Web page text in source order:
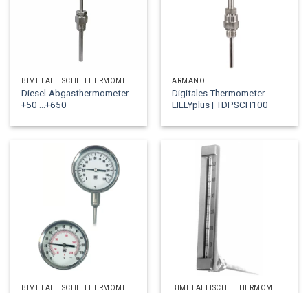
Diesel-Abgasthermometer
+50 ...+650
ARMANO
Digitales Thermometer -
LILLYplus | TDPSCH100